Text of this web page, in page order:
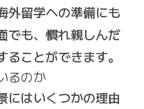
外留学への準備にも
でも、慣れ親しんだ
ことができます。
るのか
にはいくつかの理由